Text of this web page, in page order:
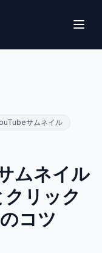
サムネイル
ムネイル
リック
コツ